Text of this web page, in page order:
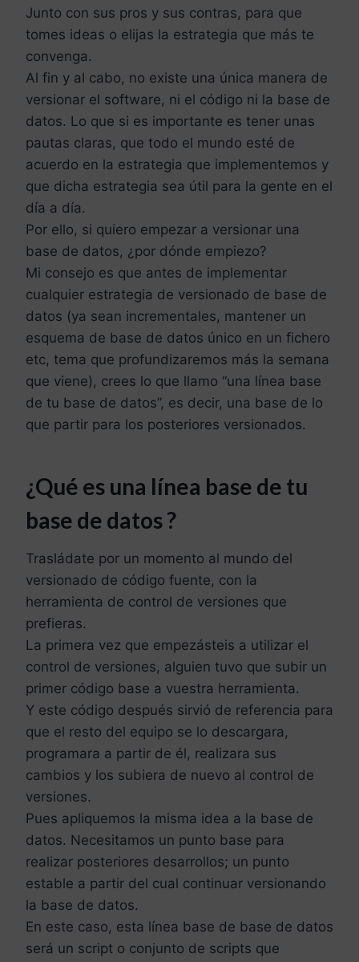
Junto con sus pros y sus contras, para que
tomes ideas o elijas la estrategia que más te
convenga.
Al fin y al cabo, no existe una única manera de
versionar el software, ni el código ni la base de
datos. Lo que si es importante es tener unas
pautas claras, que todo el mundo esté de
acuerdo en la estrategia que implementemos y
que dicha estrategia sea útil para la gente en el
día a día.
Por ello, si quiero empezar a versionar una
base de datos, ¿por dónde empiezo?
Mi consejo es que antes de implementar
cualquier estrategia de versionado de base de
datos (ya sean incrementales, mantener un
esquema de base de datos único en un fichero
etc, tema que profundizaremos más la semana
que viene), crees lo que llamo “una línea base
de tu base de datos”, es decir, una base de lo
que partir para los posteriores versionados.
¿Qué es una línea base de tu
base de datos ?
Trasládate por un momento al mundo del
versionado de código fuente, con la
herramienta de control de versiones que
prefieras.
La primera vez que empezásteis a utilizar el
control de versiones, alguien tuvo que subir un
primer código base a vuestra herramienta.
Y este código después sirvió de referencia para
que el resto del equipo se lo descargara,
programara a partir de él, realizara sus
cambios y los subiera de nuevo al control de
versiones.
Pues apliquemos la misma idea a la base de
datos. Necesitamos un punto base para
realizar posteriores desarrollos; un punto
estable a partir del cual continuar versionando
la base de datos.
En este caso, esta línea base de base de datos
será un script o conjunto de scripts que